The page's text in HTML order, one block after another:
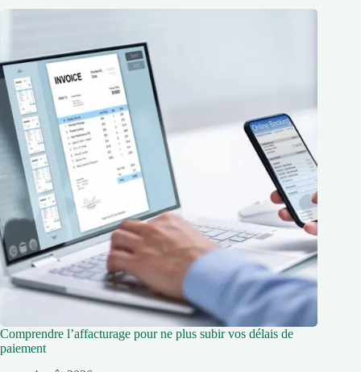
Comprendre l’affacturage pour ne plus subir vos délais de
paiement